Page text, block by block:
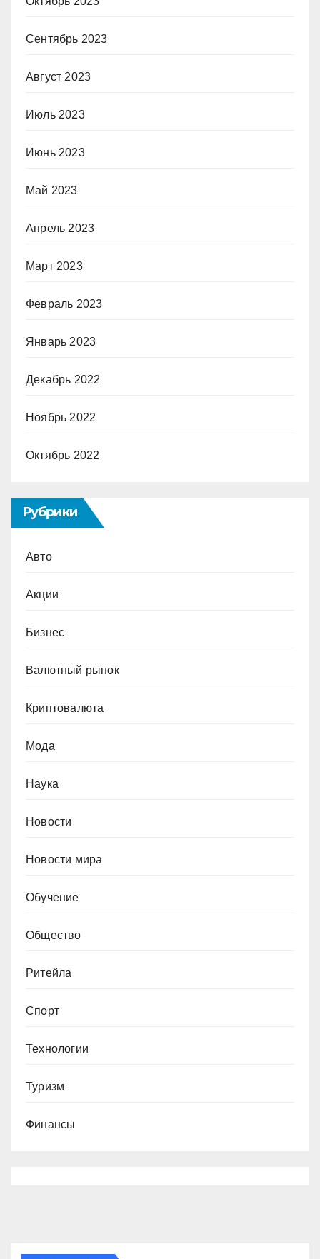
Сентябрь 2023
Август 2023
Июль 2023
Июнь 2023
Май 2023
Апрель 2023
Март 2023
Февраль 2023
Январь 2023
Декабрь 2022
Ноябрь 2022
Октябрь 2022
Рубрики
Авто
Акции
Бизнес
Валютный рынок
Криптовалюта
Мода
Наука
Новости
Новости мира
Обучение
Общество
Ритейла
Спорт
Технологии
Туризм
Финансы